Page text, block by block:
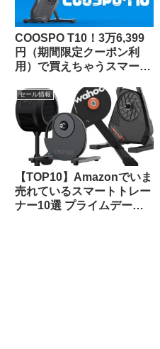
COOSPO T10！3万6,399
円（期間限定クーポン利
用）で買えちゃうスマート
になるの？（なりまし
た！）
セール情報
【TOP10】Amazonでいま
売れているスマートトレー
ナー10選 プライムデーセ